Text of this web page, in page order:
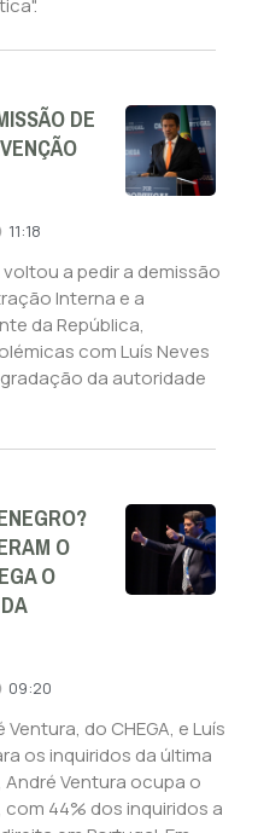
DE
11:18
voltou a pedir a demissão
Interna e a
da República,
com Luís Neves
da autoridade
O
O
09:20
do CHEGA, e Luís
os inquiridos da última
Ventura ocupa o
44% dos inquiridos a